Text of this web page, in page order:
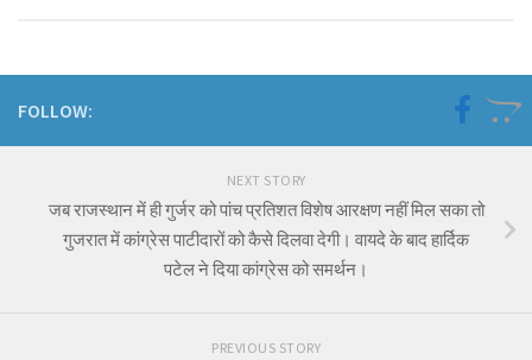
FOLLOW:
NEXT STORY
जब राजस्थान में ही गुर्जर को पांच प्रतिशत विशेष आरक्षण नहीं मिल सका तो
गुजरात में कांग्रेस पाटीदारों को कैसे दिलवा देगी। वायदे के बाद हार्दिक
पटेल ने दिया कांग्रेस को समर्थन।
PREVIOUS STORY